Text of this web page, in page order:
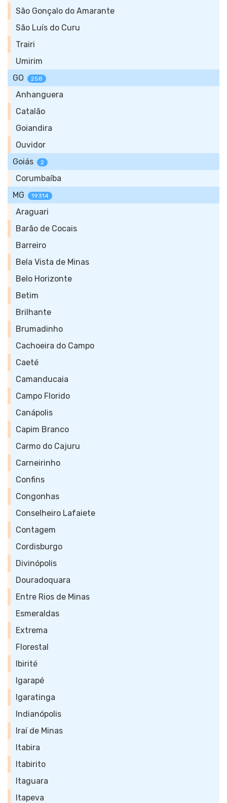
São Gonçalo do Amarante
São Luís do Curu
Trairi
Umirim
GO
258
Anhanguera
Catalão
Goiandira
Ouvidor
Goiás
2
Corumbaíba
MG
19314
Araguari
Barão de Cocais
Barreiro
Bela Vista de Minas
Belo Horizonte
Betim
Brilhante
Brumadinho
Cachoeira do Campo
Caeté
Camanducaia
Campo Florido
Canápolis
Capim Branco
Carmo do Cajuru
Carneirinho
Confins
Congonhas
Conselheiro Lafaiete
Contagem
Cordisburgo
Divinópolis
Douradoquara
Entre Rios de Minas
Esmeraldas
Extrema
Florestal
Ibirité
Igarapé
Igaratinga
Indianópolis
Iraí de Minas
Itabira
Itabirito
Itaguara
Itapeva